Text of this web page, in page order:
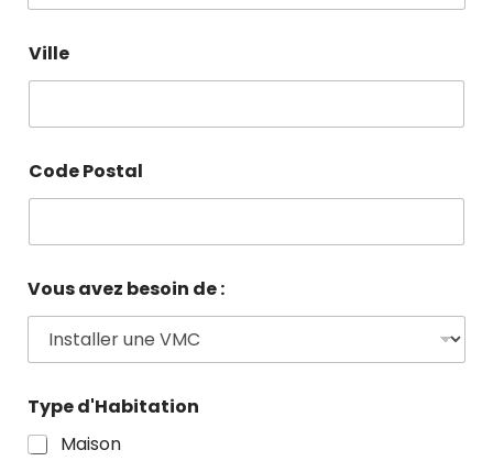
Ville
Code Postal
Vous avez besoin de :
Type d'Habitation
Maison